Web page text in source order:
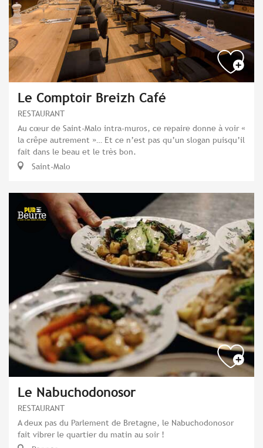
Le Comptoir Breizh Café
RESTAURANT
Au cœur de Saint-Malo intra-muros, ce repaire donne à voir «
la crêpe autrement »… Et ce n’est pas qu’un slogan puisqu’il
fait dans le beau et le très bon.
Saint-Malo
Le Nabuchodonosor
RESTAURANT
A deux pas du Parlement de Bretagne, le Nabuchodonosor
fait vibrer le quartier du matin au soir !